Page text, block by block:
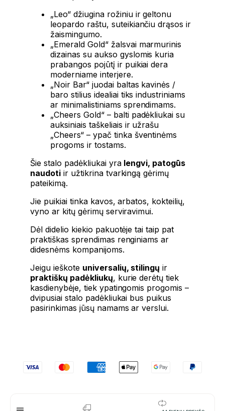
„Leo“ džiugina rožiniu ir geltonu
leopardo raštu, suteikiančiu drąsos ir
žaismingumo.
„Emerald Gold“ žalsvai marmurinis
dizainas su aukso gyslomis kuria
prabangos pojūtį ir puikiai dera
moderniame interjere.
„Noir Bar“ juodai baltas kavinės /
baro stilius idealiai tiks industriniams
ar minimalistiniams sprendimams.
„Cheers Gold“ – balti padėkliukai su
auksiniais taškeliais ir užrašu
„Cheers“ – ypač tinka šventinėms
progoms ir tostams.
Šie stalo padėkliukai yra lengvi, patogūs
naudotiir užtikrina tvarkingą gėrimų
pateikimą.
Jie puikiai tinka kavos, arbatos, kokteilių,
vyno ar kitų gėrimų serviravimui.
Dėl didelio kiekio pakuotėje tai taip pat
praktiškas sprendimas renginiams ar
didesnėms kompanijoms.
Jeigu ieškote universalių, stilingų ir
praktiškų padėkliukų, kurie derėtų tiek
kasdienybėje, tiek ypatingomis progomis –
dvipusiai stalo padėkliukai bus puikus
pasirinkimas jūsų namams ar verslui.